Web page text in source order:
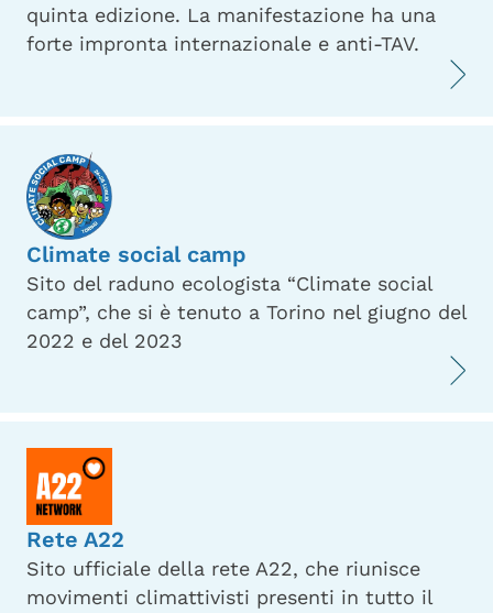
quinta edizione. La manifestazione ha una
forte impronta internazionale e anti-TAV.
Climate social camp
Sito del raduno ecologista “Climate social
camp”, che si è tenuto a Torino nel giugno del
2022 e del 2023
Rete A22
Sito ufficiale della rete A22, che riunisce
movimenti climattivisti presenti in tutto il